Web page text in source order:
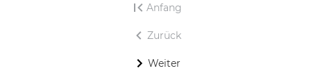
Anfang
Zurück
Weiter